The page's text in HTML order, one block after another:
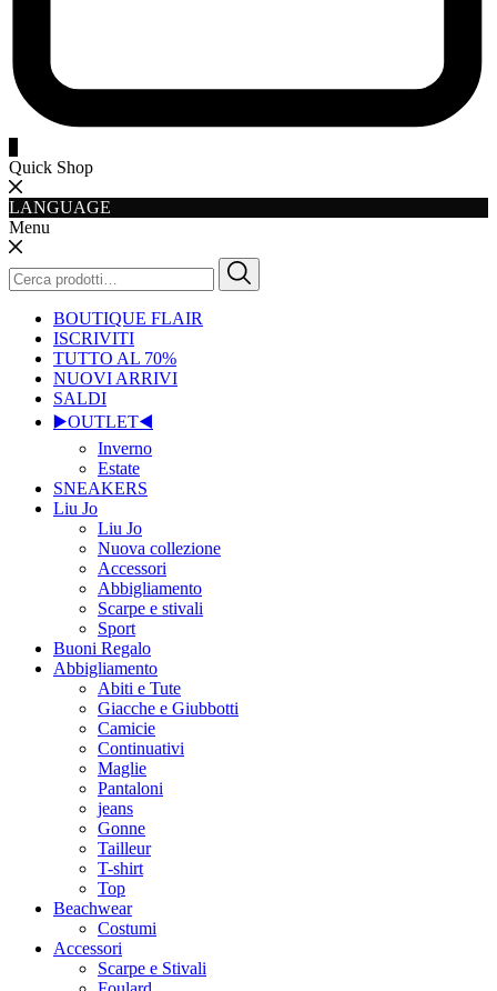
Quick Shop
LANGUAGE
Menu
Cerca:
BOUTIQUE FLAIR
ISCRIVITI
TUTTO AL 70%
NUOVI ARRIVI
SALDI
▶️OUTLET◀️
Inverno
Estate
SNEAKERS
Liu Jo
Liu Jo
Nuova collezione
Accessori
Abbigliamento
Scarpe e stivali
Sport
Buoni Regalo
Abbigliamento
Abiti e Tute
Giacche e Giubbotti
Camicie
Continuativi
Maglie
Pantaloni
jeans
Gonne
Tailleur
T-shirt
Top
Beachwear
Costumi
Accessori
Scarpe e Stivali